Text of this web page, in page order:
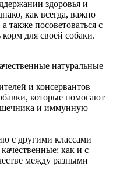
здоровья и
как всегда, важно
также посоветоваться с
для своей собаки.
натуральные
и консервантов
которые помогают
и иммунную
с другими классами
как и с
между разными